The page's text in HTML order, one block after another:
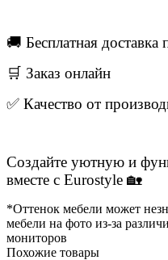
🚚 Бесплатная доставка
🛒 Заказ онлайн
✅ Качество от
Создайте уютную и
вместе с Eurostyle 🏡
*Оттенок мебели может
мебели на фото из-за
мониторов
Похожие товары